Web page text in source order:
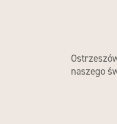
naszego